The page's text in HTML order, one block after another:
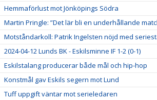
Hemmaförlust mot Jönköpings Södra
Martin Pringle: ”Det lär bli en underhållande
Motståndarkoll: Patrik Ingelsten nöjd med
2024-04-12 Lunds BK - Eskilsminne IF 1-2 (0-1)
Eskilstalang producerar både mål och hip-hop
Konstmål gav Eskils segern mot Lund
Tuff uppgift väntar mot serieledaren